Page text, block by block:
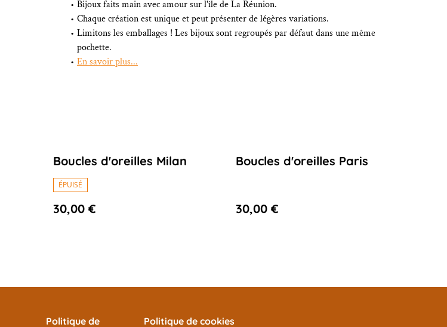
Bijoux faits main avec amour sur l'île de La Réunion.
Chaque création est unique et peut présenter de légères variations.
Limitons les emballages ! Les bijoux sont regroupés par défaut dans une même
pochette.
En savoir plus...
Boucles d'oreilles Milan
ÉPUISÉ
30,00 €
Boucles d'oreilles Paris
30,00 €
Politique de
Politique de cookies